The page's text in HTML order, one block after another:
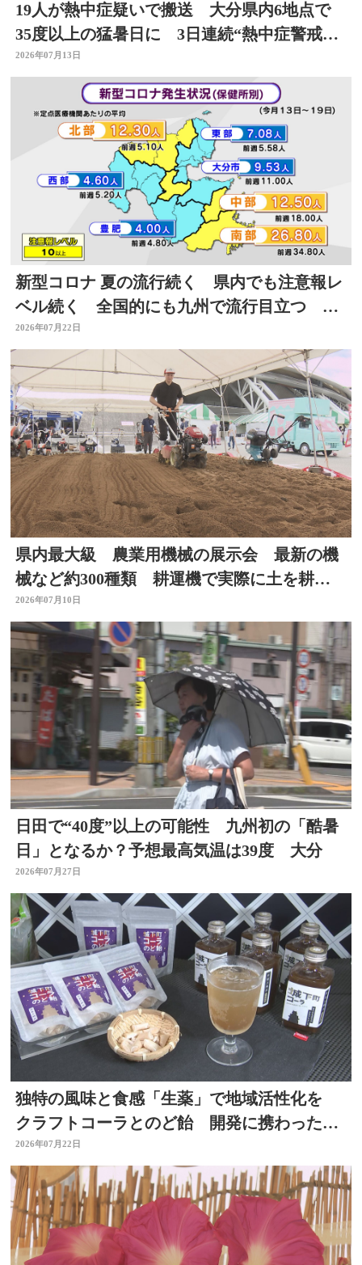
19人が熱中症疑いで搬送 大分県内6地点で
35度以上の猛暑日に 3日連続“熱中症警戒ア
ラート”発表
2026年07月13日
新型コロナ 夏の流行続く 県内でも注意報レ
ベル続く 全国的にも九州で流行目立つ 大
分
2026年07月22日
県内最大級 農業用機械の展示会 最新の機
械など約300種類 耕運機で実際に土を耕す
体験も 大分
2026年07月10日
日田で“40度”以上の可能性 九州初の「酷暑
日」となるか？予想最高気温は39度 大分
2026年07月27日
独特の風味と食感「生薬」で地域活性化を
クラフトコーラとのど飴 開発に携わった薬
剤師の思いは 大分
2026年07月22日